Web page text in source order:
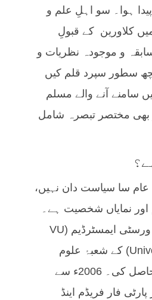
ہوا۔ سو اہلِ علم و
کلاورین کے قبولِ
و موجودہ نظریات و
سطور سپرد قلم کیں
سامنے آنے والے مسلم
بھی مختصر تبصرہ شامل
سا سیاست دان نہیں،
اور نمایاں شخصیت ہے۔
اس نے وی یو یونی ورسٹی ایمسٹرڈیم (VU
University Amsterdam) کے شعبۂ علوم
مذاہب سے تعلیم حاصل کی۔ 2006ء سے
پارٹی فار فریڈم اینڈ